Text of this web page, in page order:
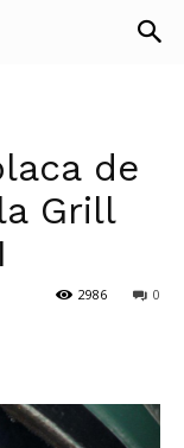
de
Grill
0
2986